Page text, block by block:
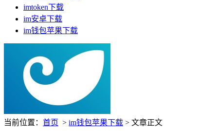
imtoken下载
im安卓下载
im钱包苹果下载
当前位置： 首页 > im钱包苹果下载 > 文章正文